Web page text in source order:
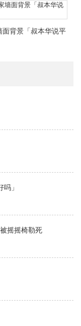
面背景「叔本华说平
」
摇摇椅勒死